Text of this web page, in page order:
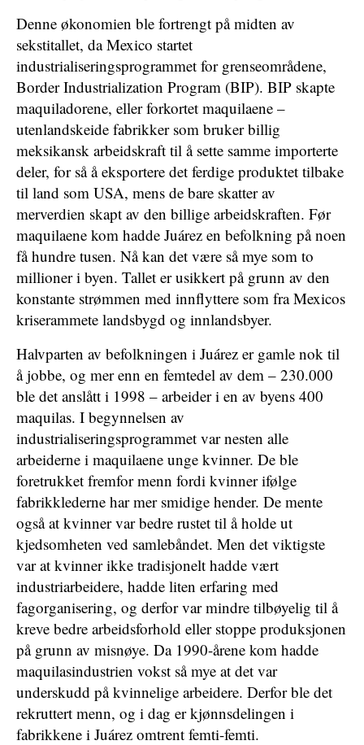
Denne økonomien ble fortrengt på midten av
sekstitallet, da Mexico startet
industrialiseringsprogrammet for grenseområdene,
Border Industrialization Program (BIP). BIP skapte
maquiladorene, eller forkortet maquilaene –
utenlandskeide fabrikker som bruker billig
meksikansk arbeidskraft til å sette samme importerte
deler, for så å eksportere det ferdige produktet tilbake
til land som USA, mens de bare skatter av
merverdien skapt av den billige arbeidskraften. Før
maquilaene kom hadde Juárez en befolkning på noen
få hundre tusen. Nå kan det være så mye som to
millioner i byen. Tallet er usikkert på grunn av den
konstante strømmen med innflyttere som fra Mexicos
kriserammete landsbygd og innlandsbyer.
Halvparten av befolkningen i Juárez er gamle nok til
å jobbe, og mer enn en femtedel av dem – 230.000
ble det anslått i 1998 – arbeider i en av byens 400
maquilas. I begynnelsen av
industrialiseringsprogrammet var nesten alle
arbeiderne i maquilaene unge kvinner. De ble
foretrukket fremfor menn fordi kvinner ifølge
fabrikklederne har mer smidige hender. De mente
også at kvinner var bedre rustet til å holde ut
kjedsomheten ved samlebåndet. Men det viktigste
var at kvinner ikke tradisjonelt hadde vært
industriarbeidere, hadde liten erfaring med
fagorganisering, og derfor var mindre tilbøyelig til å
kreve bedre arbeidsforhold eller stoppe produksjonen
på grunn av misnøye. Da 1990-årene kom hadde
maquilasindustrien vokst så mye at det var
underskudd på kvinnelige arbeidere. Derfor ble det
rekruttert menn, og i dag er kjønnsdelingen i
fabrikkene i Juárez omtrent femti-femti.